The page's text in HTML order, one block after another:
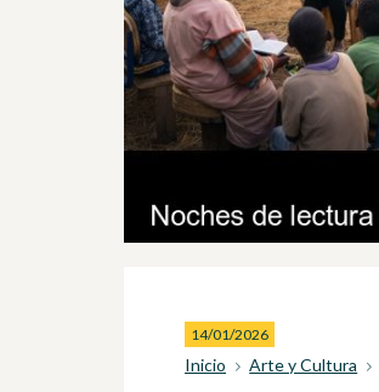
14/01/2026
Inicio Arte y Cultura